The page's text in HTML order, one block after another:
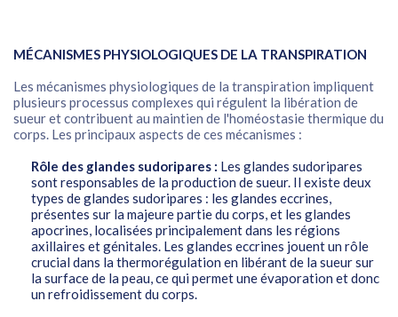
MÉCANISMES PHYSIOLOGIQUES DE LA TRANSPIRATION
Les mécanismes physiologiques de la transpiration impliquent
plusieurs processus complexes qui régulent la libération de
sueur et contribuent au maintien de l'homéostasie thermique du
corps. Les principaux aspects de ces mécanismes :
Rôle des glandes sudoripares : Les glandes sudoripares
sont responsables de la production de sueur. Il existe deux
types de glandes sudoripares : les glandes eccrines,
présentes sur la majeure partie du corps, et les glandes
apocrines, localisées principalement dans les régions
axillaires et génitales. Les glandes eccrines jouent un rôle
crucial dans la thermorégulation en libérant de la sueur sur
la surface de la peau, ce qui permet une évaporation et donc
un refroidissement du corps.